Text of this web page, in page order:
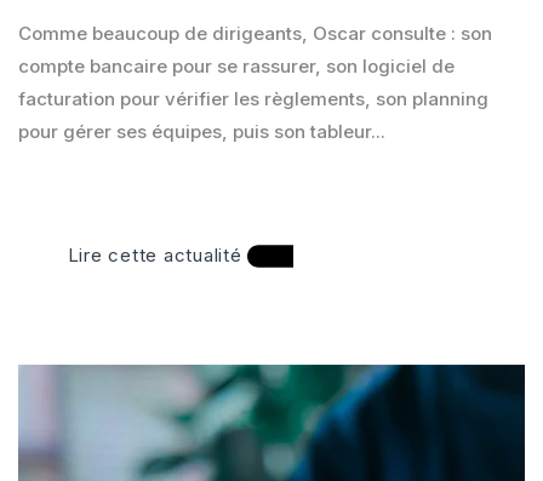
Comme beaucoup de dirigeants, Oscar consulte : son
compte bancaire pour se rassurer, son logiciel de
facturation pour vérifier les règlements, son planning
pour gérer ses équipes, puis son tableur...
Lire cette actualité